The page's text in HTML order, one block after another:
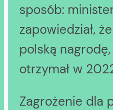
sposób:
zapowiedział,
polską
otrzymał w
Zagrożenie dla